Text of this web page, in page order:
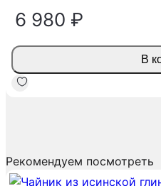
6 980 ₽
В
Рекомендуем посмотреть